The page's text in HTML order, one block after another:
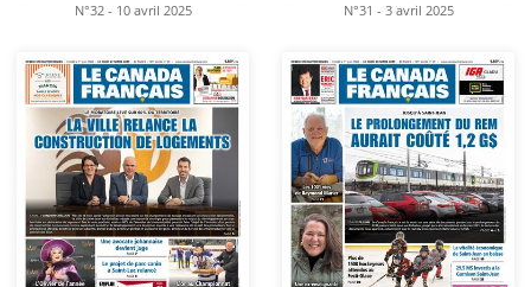
N°32 - 10 avril 2025 N°31 - 3 avril 2025